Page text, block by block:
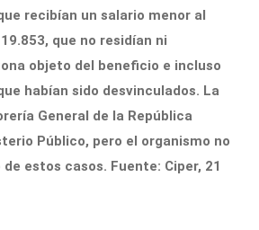
recibían un salario menor al
que no residían ni
objeto del beneficio e incluso
habían sido desvinculados. La
General de la República
Público, pero el organismo no
de estos casos. Fuente: Ciper, 21